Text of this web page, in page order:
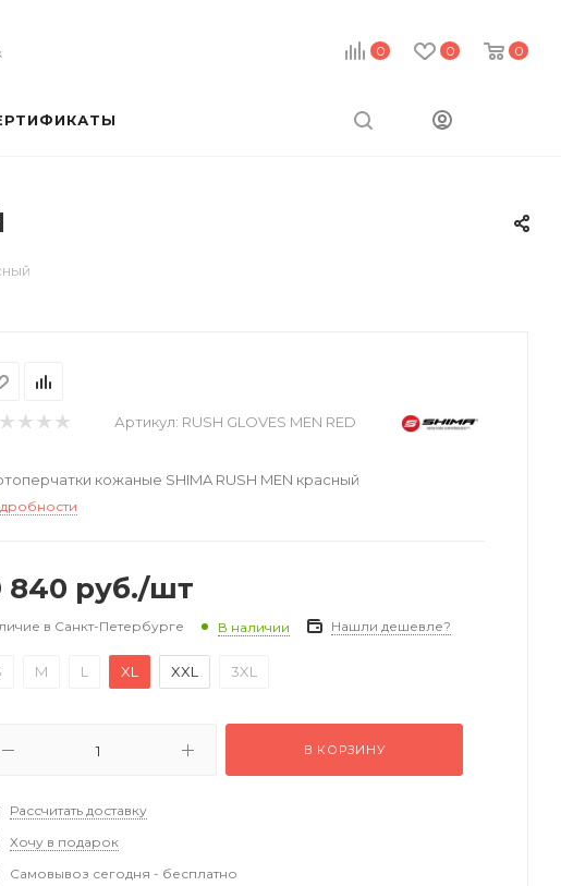
0 0 0
Артикул: RUSH GLOVES MEN RED
кожаные SHIMA RUSH MEN красный
840 руб./шт
в Санкт-Петербурге В наличии Нашли дешевле?
M L XL XXL 3XL
В КОРЗИНУ
Рассчитать доставку
Хочу в подарок
Самовывоз сегодня - бесплатно